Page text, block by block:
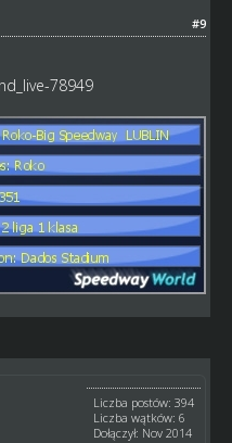
#9
78949
Liczba postów: 394
Liczba wątków: 6
Dołączył: Nov 2014